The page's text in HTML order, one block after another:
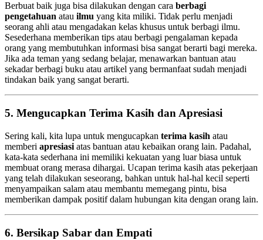
Berbuat baik juga bisa dilakukan dengan cara berbagi
pengetahuan atau ilmu yang kita miliki. Tidak perlu menjadi
seorang ahli atau mengadakan kelas khusus untuk berbagi ilmu.
Sesederhana memberikan tips atau berbagi pengalaman kepada
orang yang membutuhkan informasi bisa sangat berarti bagi mereka.
Jika ada teman yang sedang belajar, menawarkan bantuan atau
sekadar berbagi buku atau artikel yang bermanfaat sudah menjadi
tindakan baik yang sangat berarti.
5. Mengucapkan Terima Kasih dan Apresiasi
Sering kali, kita lupa untuk mengucapkan terima kasih atau
memberi apresiasi atas bantuan atau kebaikan orang lain. Padahal,
kata-kata sederhana ini memiliki kekuatan yang luar biasa untuk
membuat orang merasa dihargai. Ucapan terima kasih atas pekerjaan
yang telah dilakukan seseorang, bahkan untuk hal-hal kecil seperti
menyampaikan salam atau membantu memegang pintu, bisa
memberikan dampak positif dalam hubungan kita dengan orang lain.
6. Bersikap Sabar dan Empati